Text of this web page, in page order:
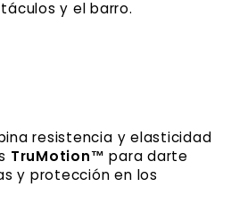
y el barro.
resistencia y elasticidad
TruMotion™ para darte
y protección en los